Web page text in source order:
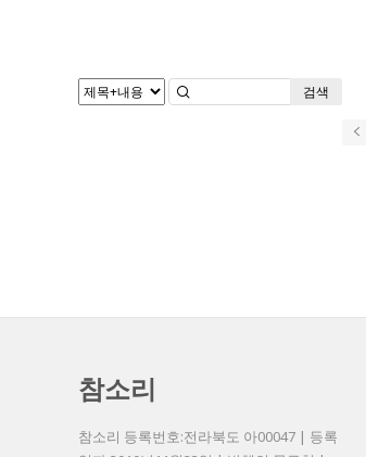
검색
참소리
참소리 등록번호:전라북도 아00047 | 등록